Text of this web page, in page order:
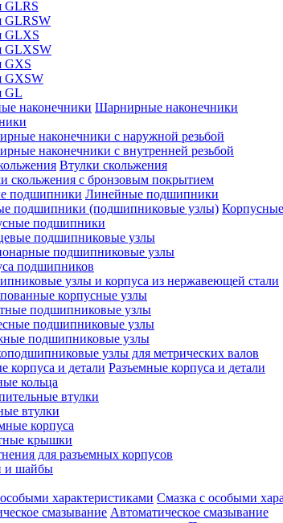
GLRS
GLRSW
GLXS
GLXSW
GXS
GXSW
GL
Шарнирные наконечники
наконечники с наружной резьбой
наконечники с внутренней резьбой
Втулки скольжения
скольжения с бронзовым покрытием
Линейные подшипники
подшипники
подшипниковые узлы
подшипниковые узлы
подшипников
узлы и корпуса из нержавеющей стали
корпусные узлы
подшипниковые узлы
подшипниковые узлы
подшипниковые узлы
узлы для метрических валов
Разъемные корпуса и детали
кольца
втулки
втулки
корпуса
крышки
для разъемных корпусов
и шайбы
Смазка с особыми
Автоматическое смазывание